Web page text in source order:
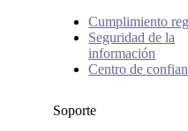
Cumplimiento
Seguridad de la
información
Centro de
Soporte